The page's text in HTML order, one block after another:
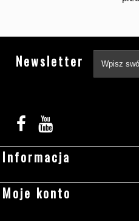
Newsletter
Informacja
Moje konto